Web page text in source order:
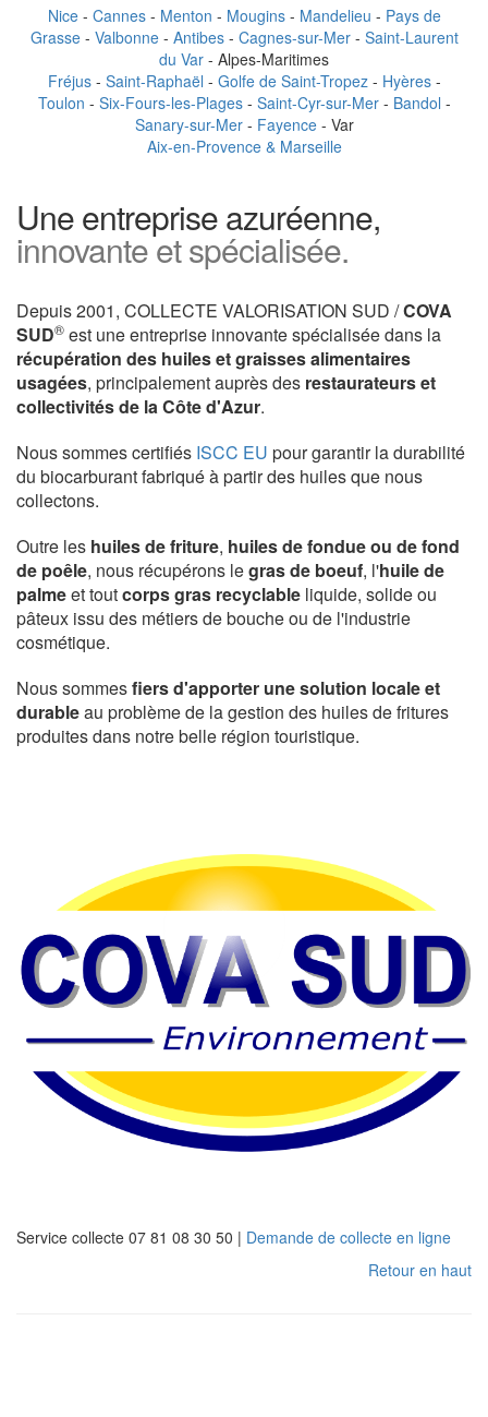
Nice- Cannes- Menton - Mougins- Mandelieu - Pays de
Grasse- Valbonne- Antibes- Cagnes-sur-Mer- Saint-Laurent
du Var - Alpes-Maritimes
Fréjus- Saint-Raphaël - Golfe de Saint-Tropez- Hyères-
Toulon - Six-Fours-les-Plages- Saint-Cyr-sur-Mer- Bandol -
Sanary-sur-Mer- Fayence- Var
Aix-en-Provence & Marseille
Une entreprise azuréenne,
innovante et spécialisée.
Depuis 2001, COLLECTE VALORISATION SUD /COVA
SUD® est une entreprise innovante spécialisée dans la
récupération des huiles et graisses alimentaires
usagées, principalement auprès des restaurateurs et
collectivités de la Côte d'Azur.
Nous sommes certifiés ISCC EU pour garantir la durabilité
du biocarburant fabriqué à partir des huiles que nous
collectons.
Outre les huiles de friture, huiles de fondue ou de fond
de poêle, nous récupérons legras de boeuf, l'huile de
palmeet toutcorps gras recyclable liquide, solide ou
pâteux issu des métiers de bouche ou de l'industrie
cosmétique.
Nous sommesfiers d'apporter une solution locale et
durableau problème de la gestion des huiles de fritures
produites dans notre belle région touristique.
Service collecte 07 81 08 30 50 | Demande de collecte en ligne
Retour en haut